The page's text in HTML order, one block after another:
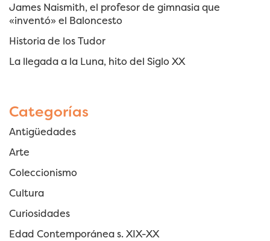
James Naismith, el profesor de gimnasia que
«inventó» el Baloncesto
Historia de los Tudor
La llegada a la Luna, hito del Siglo XX
Categorías
Antigüedades
Arte
Coleccionismo
Cultura
Curiosidades
Edad Contemporánea s. XIX-XX